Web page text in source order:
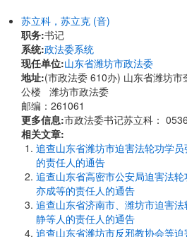
苏立科，苏立克 (音)
职务:书记
系统:政法委系统
现任单位:山东省潍坊市政法委
地址:(市政法委 610办) 山东省潍坊
公楼 潍坊市政法委
邮编：261061
更多信息:市政法委书记苏立科：
相关文章:
追查山东省潍坊市迫害法轮功学
的责任人的通告
追查山东省高密市公安局迫害法
亦成等的责任人的通告
追查山东省济南市、潍坊市迫害
静等人的责任人的通告
追查山东省潍坊市反邪教协会等